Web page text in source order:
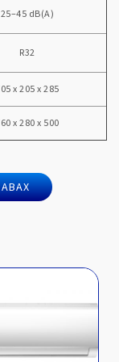
25–45 dB(A)
R32
x 205 x 285
x 280 x 500